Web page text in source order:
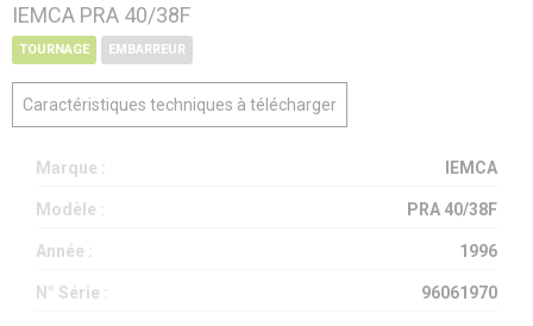
IEMCA PRA 40/38F
TOURNAGE EMBARREUR
Caractéristiques techniques à télécharger
Marque : IEMCA
Modèle : PRA 40/38F
Année : 1996
N° Série : 96061970